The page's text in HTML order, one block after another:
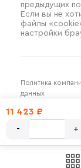
11 423 ₽
предыдущих
Если вы не
файлы
настройки
Политика
данных